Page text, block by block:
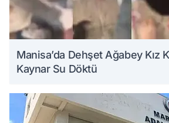
Manisa’da Dehşet Ağabey Kız
Kaynar Su Döktü